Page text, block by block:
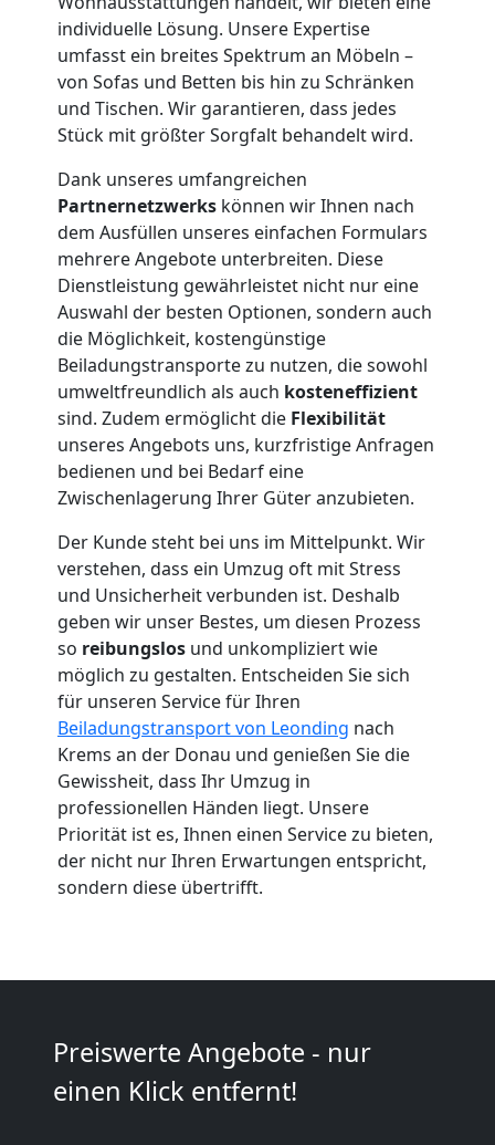
individuelle Lösung. Unsere Expertise
umfasst ein breites Spektrum an Möbeln –
von Sofas und Betten bis hin zu Schränken
und Tischen. Wir garantieren, dass jedes
Stück mit größter Sorgfalt behandelt wird.
Dank unseres umfangreichen
Partnernetzwerks können wir Ihnen nach
dem Ausfüllen unseres einfachen Formulars
mehrere Angebote unterbreiten. Diese
Dienstleistung gewährleistet nicht nur eine
Auswahl der besten Optionen, sondern auch
die Möglichkeit, kostengünstige
Beiladungstransporte zu nutzen, die sowohl
umweltfreundlich als auch kosteneffizient
sind. Zudem ermöglicht die Flexibilität
unseres Angebots uns, kurzfristige Anfragen
bedienen und bei Bedarf eine
Zwischenlagerung Ihrer Güter anzubieten.
Der Kunde steht bei uns im Mittelpunkt. Wir
verstehen, dass ein Umzug oft mit Stress
und Unsicherheit verbunden ist. Deshalb
geben wir unser Bestes, um diesen Prozess
so reibungslos und unkompliziert wie
möglich zu gestalten. Entscheiden Sie sich
für unseren Service für Ihren
Beiladungstransport von Leonding nach
Krems an der Donau und genießen Sie die
Gewissheit, dass Ihr Umzug in
professionellen Händen liegt. Unsere
Priorität ist es, Ihnen einen Service zu bieten,
der nicht nur Ihren Erwartungen entspricht,
sondern diese übertrifft.
Preiswerte Angebote - nur
einen Klick entfernt!
Möbelmontage
Leonding
Möbeltransport
Leonding
Beiladung
Leonding
Mini
Umzug
Leonding
Umzug
Mann
LKW
Leonding